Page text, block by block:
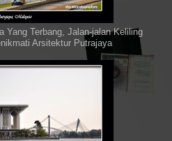
Yang Terbang, Jalan-jalan Keliling
Arsitektur Putrajaya